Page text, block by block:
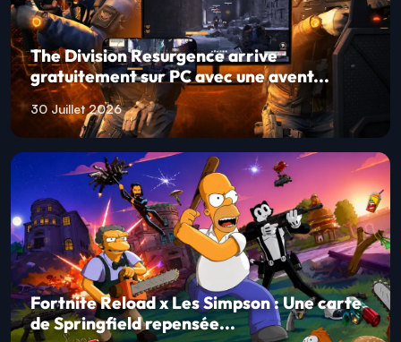
The Division Resurgence arrive
gratuitement sur PC avec une avent...
30 Juillet 2026
Fortnite Reload x Les Simpson : Une carte
de Springfield repensée...